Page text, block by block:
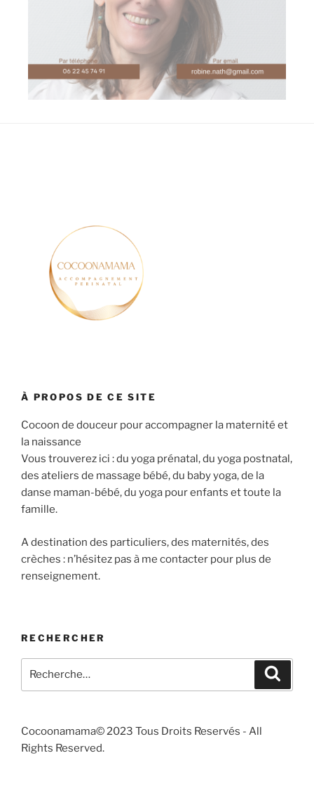
À PROPOS DE CE SITE
Cocoon de douceur pour accompagner la maternité et
la naissance
Vous trouverez ici : du yoga prénatal, du yoga postnatal,
des ateliers de massage bébé, du baby yoga, de la
danse maman-bébé, du yoga pour enfants et toute la
famille.
A destination des particuliers, des maternités, des
crèches : n’hésitez pas à me contacter pour plus de
renseignement.
RECHERCHER
Cocoonamama© 2023 Tous Droits Reservés - All
Rights Reserved.